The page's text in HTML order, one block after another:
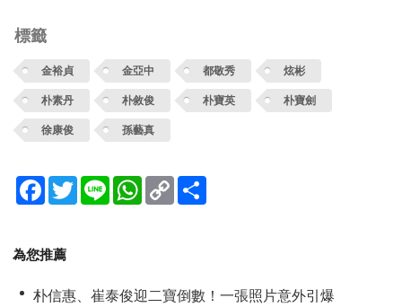
標籤
金裕貞 金亞中 都敬秀 炫彬
朴素丹 朴敘俊 朴寶英 朴寶劍
徐康俊 孫藝真
Facebook
TwitterLine WhatsApp
Copy
Link
為您推薦
朴信惠、崔泰俊迎二寶倒數！一張照片意外引爆